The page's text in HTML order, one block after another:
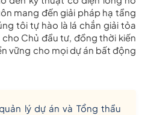
mang đến giải pháp hạ tầng
tôi tự hào là lá chắn giải tỏa
Chủ đầu tư, đồng thời kiến
vững cho mọi dự án bất động
lý dự án và Tổng thầu